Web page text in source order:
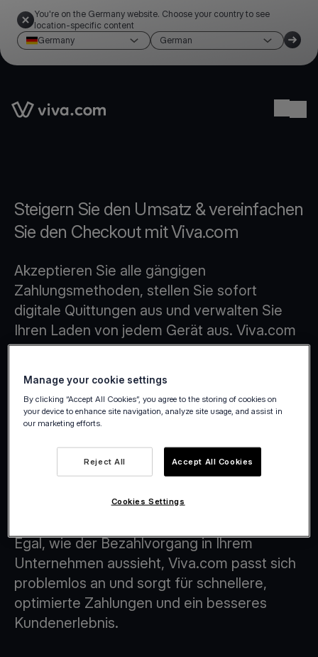
You're on the Germany website. Choose your country to see
location-specific content
Germany
German
Link to the homepage
Steigern Sie den Umsatz & vereinfachen
Sie den Checkout mit Viva.com
Akzeptieren Sie alle gängigen
Zahlungsmethoden, stellen Sie sofort
digitale Quittungen aus und verwalten Sie
Ihren Laden von jedem Gerät aus. Viva.com
bietet Supermärkten und Convenience-
Möglichkeit, Zahlungen zu verwalten.
Checkout-Abläufe mit der Tap on Any
Device-Technologie
Egal, wie der Bezahlvorgang in Ihrem
Unternehmen aussieht, Viva.com passt sich
problemlos an und sorgt für schnellere,
optimierte Zahlungen und ein besseres
Kundenerlebnis.
Manage your cookie settings
By clicking “Accept All Cookies”, you agree to the storing of cookies on
your device to enhance site navigation, analyze site usage, and assist in
our marketing efforts.
Reject All Accept All Cookies
Cookies Settings